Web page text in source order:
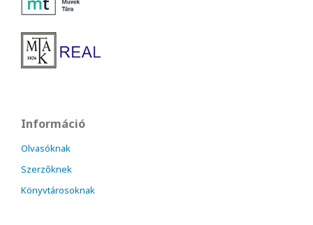
Információ
Olvasóknak
Szerzőknek
Könyvtárosoknak